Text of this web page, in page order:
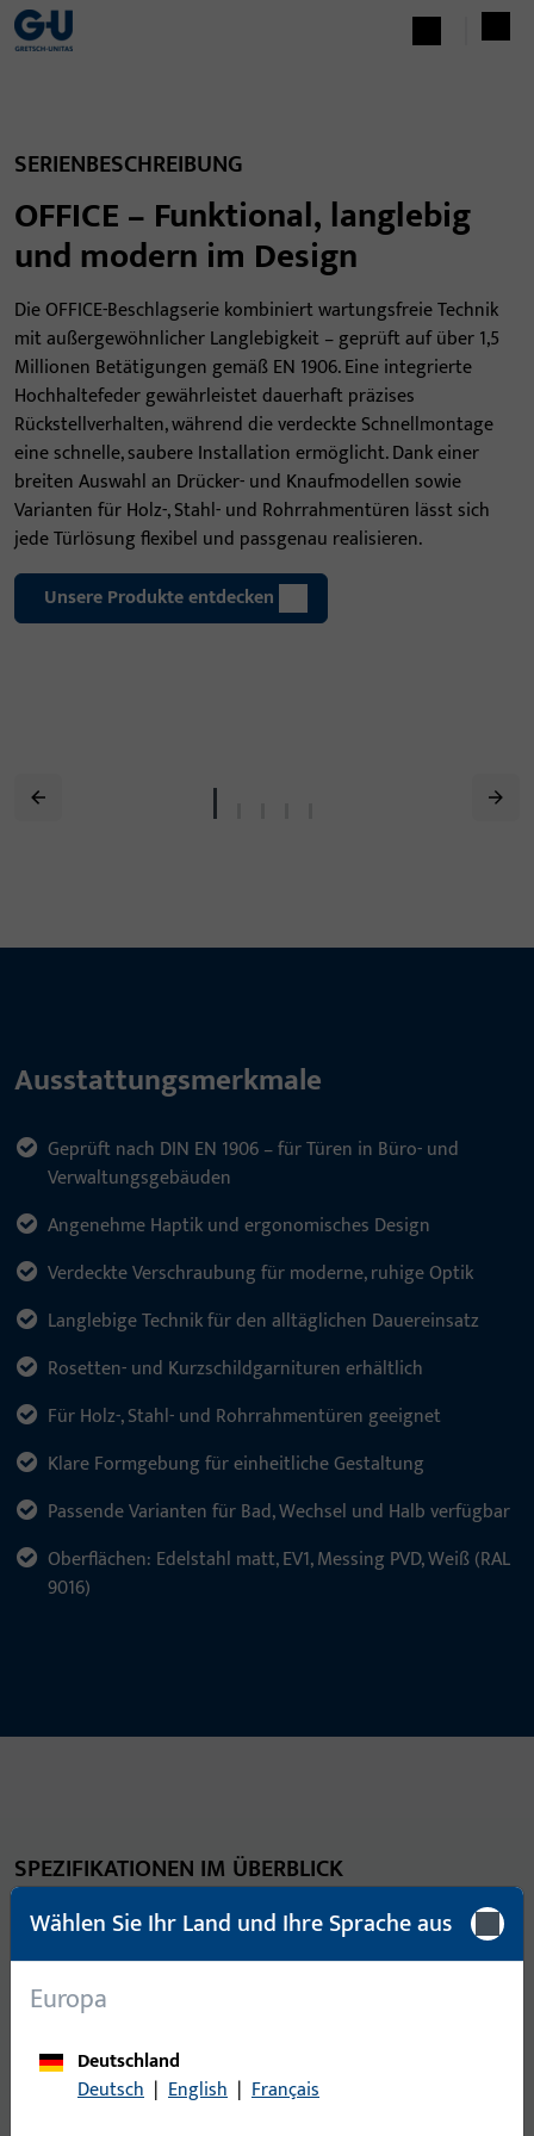
SERIENBESCHREIBUNG
OFFICE – Funktional, langlebig
und modern im Design
Die OFFICE-Beschlagserie kombiniert wartungsfreie Technik
mit außergewöhnlicher Langlebigkeit – geprüft auf über 1,5
Millionen Betätigungen gemäß EN 1906. Eine integrierte
Hochhaltefeder gewährleistet dauerhaft präzises
Rückstellverhalten, während die verdeckte Schnellmontage
eine schnelle, saubere Installation ermöglicht. Dank einer
breiten Auswahl an Drücker- und Knaufmodellen sowie
Varianten für Holz-, Stahl- und Rohrrahmentüren lässt sich
jede Türlösung flexibel und passgenau realisieren.
Unsere Produkte entdecken
Ausstattungsmerkmale
Geprüft nach DIN EN 1906 – für Türen in Büro- und
Verwaltungsgebäuden
Angenehme Haptik und ergonomisches Design
Verdeckte Verschraubung für moderne, ruhige Optik
Langlebige Technik für den alltäglichen Dauereinsatz
Rosetten- und Kurzschildgarnituren erhältlich
Für Holz-, Stahl- und Rohrrahmentüren geeignet
Klare Formgebung für einheitliche Gestaltung
Passende Varianten für Bad, Wechsel und Halb verfügbar
Oberflächen: Edelstahl matt, EV1, Messing PVD, Weiß (RAL
9016)
SPEZIFIKATIONEN IM ÜBERBLICK
Technische Daten
Klassifizierungsschlüssel nach EN 1906
Objektbeschläge mit Vierkant 8 mm
-
Wählen Sie Ihr Land und Ihre Sprache aus
Europa
Deutschland
Deutsch | English | Français